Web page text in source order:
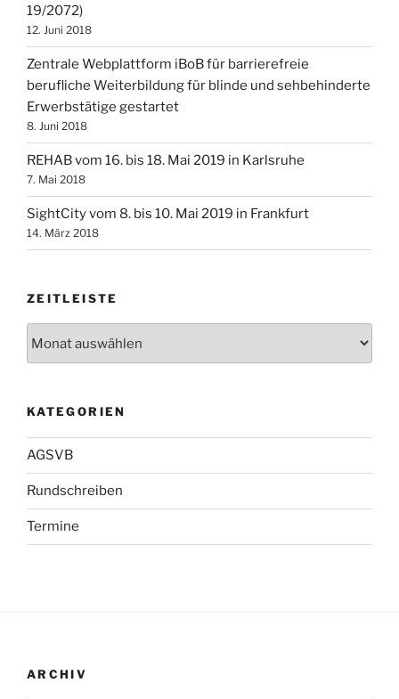
19/2072)
12. Juni 2018
Zentrale Webplattform iBoB für barrierefreie
berufliche Weiterbildung für blinde und sehbehinderte
Erwerbstätige gestartet
8. Juni 2018
REHAB vom 16. bis 18. Mai 2019 in Karlsruhe
7. Mai 2018
SightCity vom 8. bis 10. Mai 2019 in Frankfurt
14. März 2018
ZEITLEISTE
KATEGORIEN
AGSVB
Rundschreiben
Termine
ARCHIV